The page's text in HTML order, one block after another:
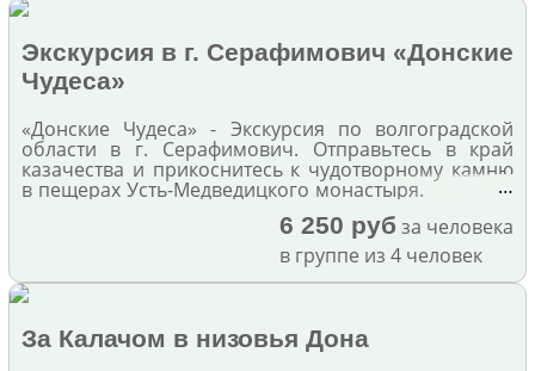
Экскурсия в г. Серафимович «Донские
Чудеса»
«Донские Чудеса» - Экскурсия по волгоградской
области в г. Серафимович. Отправьтесь в край
казачества и прикоснитесь к чудотворному камню
в пещерах Усть-Медведицкого монастыря. …
6 250 руб за человека
в группе из 4 человек
За Калачом в низовья Дона